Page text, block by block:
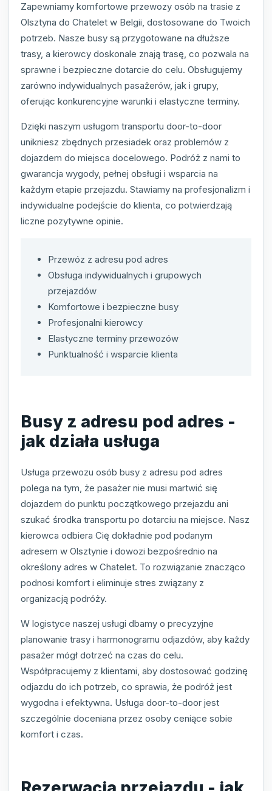
Zapewniamy komfortowe przewozy osób na trasie z
Olsztyna do Chatelet w Belgii, dostosowane do Twoich
potrzeb. Nasze busy są przygotowane na dłuższe
trasy, a kierowcy doskonale znają trasę, co pozwala na
sprawne i bezpieczne dotarcie do celu. Obsługujemy
zarówno indywidualnych pasażerów, jak i grupy,
oferując konkurencyjne warunki i elastyczne terminy.
Dzięki naszym usługom transportu door-to-door
unikniesz zbędnych przesiadek oraz problemów z
dojazdem do miejsca docelowego. Podróż z nami to
gwarancja wygody, pełnej obsługi i wsparcia na
każdym etapie przejazdu. Stawiamy na profesjonalizm i
indywidualne podejście do klienta, co potwierdzają
liczne pozytywne opinie.
Przewóz z adresu pod adres
Obsługa indywidualnych i grupowych
przejazdów
Komfortowe i bezpieczne busy
Profesjonalni kierowcy
Elastyczne terminy przewozów
Punktualność i wsparcie klienta
Busy z adresu pod adres -
jak działa usługa
Usługa przewozu osób busy z adresu pod adres
polega na tym, że pasażer nie musi martwić się
dojazdem do punktu początkowego przejazdu ani
szukać środka transportu po dotarciu na miejsce. Nasz
kierowca odbiera Cię dokładnie pod podanym
adresem w Olsztynie i dowozi bezpośrednio na
określony adres w Chatelet. To rozwiązanie znacząco
podnosi komfort i eliminuje stres związany z
organizacją podróży.
W logistyce naszej usługi dbamy o precyzyjne
planowanie trasy i harmonogramu odjazdów, aby każdy
pasażer mógł dotrzeć na czas do celu.
Współpracujemy z klientami, aby dostosować godzinę
odjazdu do ich potrzeb, co sprawia, że podróż jest
wygodna i efektywna. Usługa door-to-door jest
szczególnie doceniana przez osoby ceniące sobie
komfort i czas.